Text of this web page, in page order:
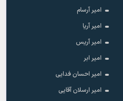
امیر آرسام
امیر آریا
امیر آریس
امیر ابر
امیر احسان فدایی
امیر ارسلان آقایی